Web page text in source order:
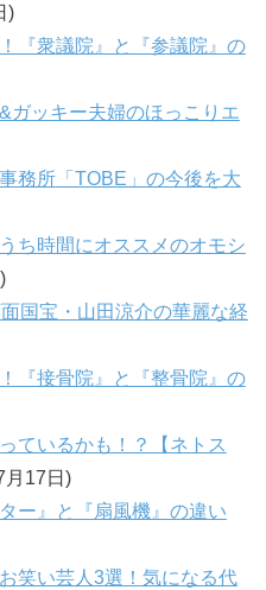
)
『衆議院』と『参議院』の
ガッキー夫婦のほっこりエ
務所「TOBE」の今後を大
ち時間にオススメのオモシ
国宝・山田涼介の華麗な経
『接骨院』と『整骨院』の
ているかも！？【ネトス
月17日)
ー』と『扇風機』の違い
笑い芸人3選！気になる代